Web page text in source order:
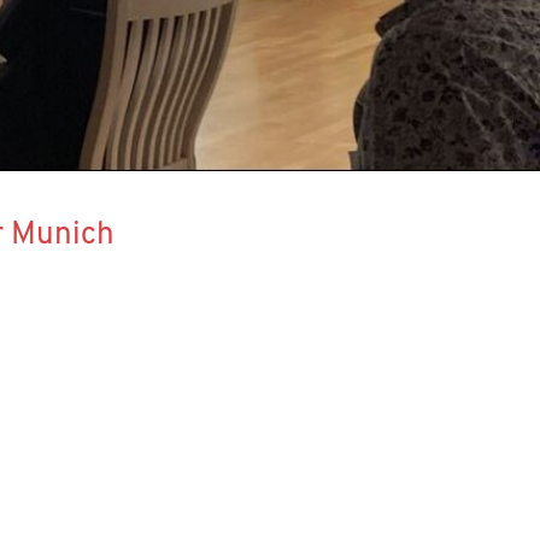
Munich
Stiftung, ihr Zweck ist die
kommerzielle Interessen.